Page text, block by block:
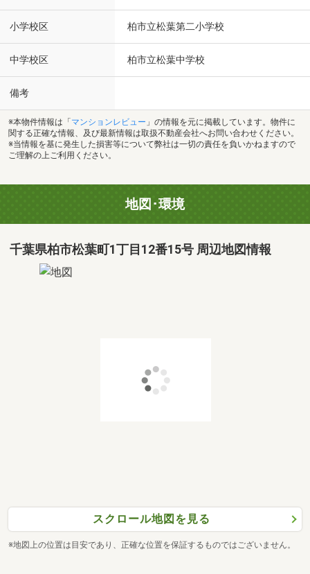
小学校区 柏市立松葉第二小学校
中学校区 柏市立松葉中学校
備考
※本物件情報は「 マンションレビュー 」の情報を元に掲載しています。物件に
関する正確な情報、及び最新情報は取扱不動産会社へお問い合わせください。
※当情報を基に発生した損害等について弊社は一切の責任を負いかねますので
ご理解の上ご利用ください。
地図･環境
千葉県柏市松葉町1丁目12番15号 周辺地図情報
スクロール地図を見る
※地図上の位置は目安であり、正確な位置を保証するものではございません。